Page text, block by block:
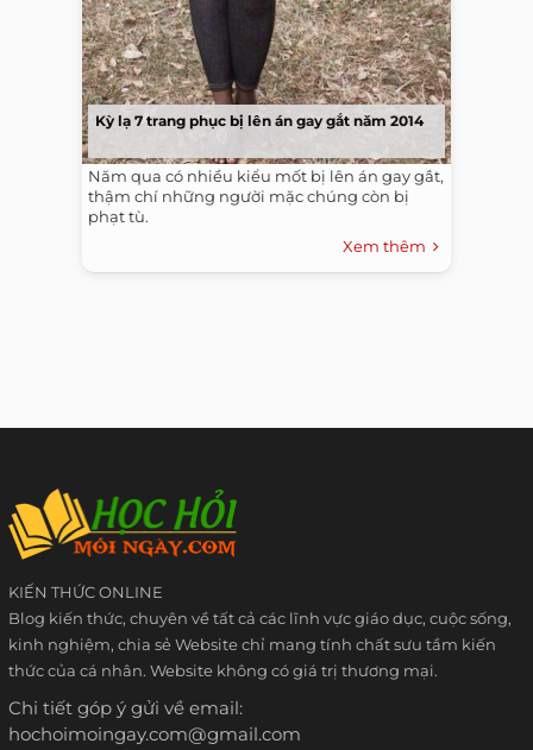
Kỳ lạ 7 trang phục bị lên án gay gắt năm 2014
Năm qua có nhiều kiểu mốt bị lên án gay gắt,
thậm chí những người mặc chúng còn bị
phạt tù.
Xem thêm
KIẾN THỨC ONLINE
Blog kiến thức, chuyên về tất cả các lĩnh vực giáo dục, cuộc sống,
kinh nghiệm, chia sẻ Website chỉ mang tính chất sưu tầm kiến
thức của cá nhân. Website không có giá trị thương mại.
Chi tiết góp ý gửi về email:
hochoimoingay.com@gmail.com